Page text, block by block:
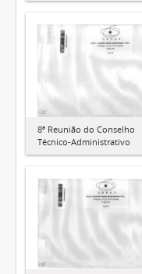
8ª Reunião do Conselho
Técnico-Administrativo